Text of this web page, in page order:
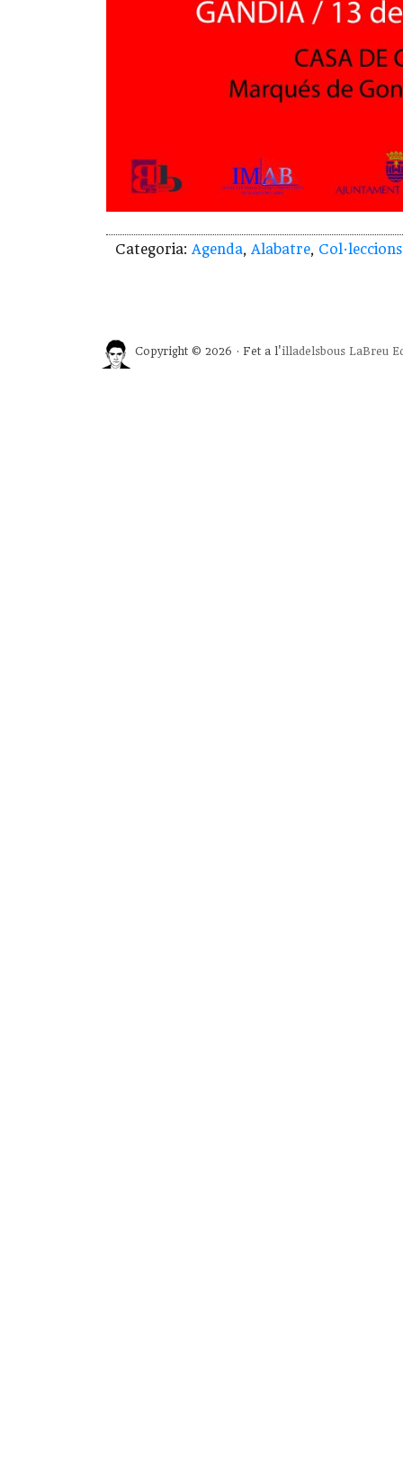
Categoria: Agenda, Alabatre, Col·leccions
Copyright © 2026 · Fet a l'illadelsbous LaBreu